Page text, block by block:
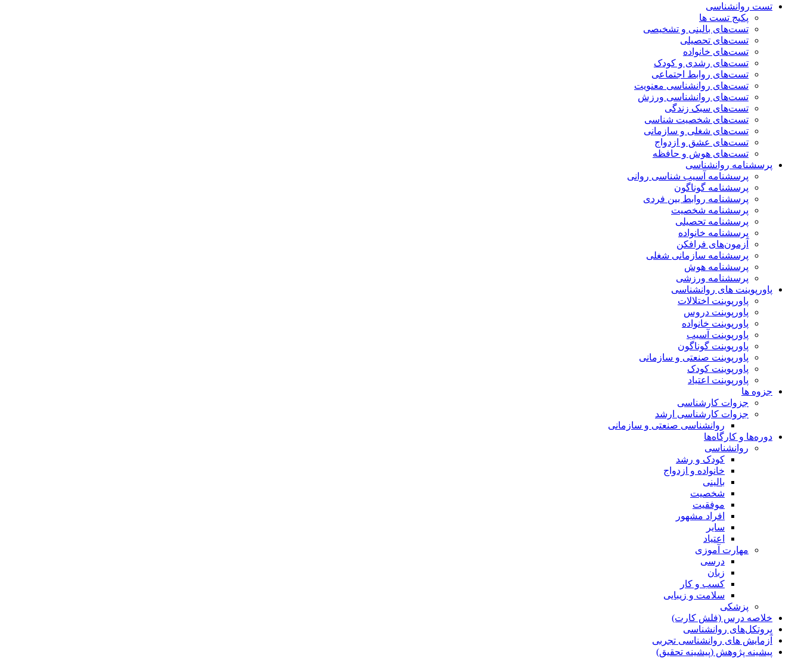
تست روانشناسی
پکیج تست ها
تست‌های بالینی و تشخیصی
تست‌های تحصیلی
تست‌های خانواده
تست‌های رشدی و کودک
تست‌های روابط اجتماعی
تست‌های روانشناسی معنویت
تست‌های روانشناسی ورزش
تست‌های سبک زندگی
تست‌های شخصیت شناسی
تست‌های شغلی و سازمانی
تست‌های عشق و ازدواج
تست‌های هوش و حافظه
پرسشنامه روانشناسی
پرسشنامه آسیب شناسی روانی
پرسشنامه گوناگون
پرسشنامه روابط بین فردی
پرسشنامه شخصیت
پرسشنامه تحصیلی
پرسشنامه خانواده
آزمون‌های فرافکن
پرسشنامه سازمانی شغلی
پرسشنامه هوش
پرسشنامه ورزشی
پاورپوینت های روانشناسی
پاورپوینت اختلالات
پاورپوینت دروس
پاورپوینت خانواده
پاورپوینت آسیب
پاورپوینت گوناگون
پاورپوینت صنعتی و سازمانی
پاورپوینت کودک
پاورپوینت اعتیاد
جزوه ها
جزوات کارشناسی
جزوات کارشناسی ارشد
روانشناسی صنعتی و سازمانی
دوره‌ها و کارگاه‌ها
روانشناسی
کودک و رشد
خانواده و ازدواج
بالینی
شخصیت
موفقیت
افراد مشهور
سایر
اعتیاد
مهارت آموزی
درسی
زبان
کسب و کار
سلامت و زیبایی
پزشکی
خلاصه درس (فلش کارت)
پروتکل‌های روانشناسی
آزمایش های روانشناسی تجربی
پیشینه پژوهش (پیشینه تحقیق)